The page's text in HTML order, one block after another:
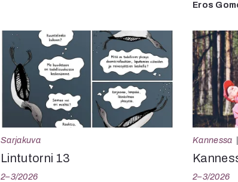
Eros
Sarjakuva
Lintutorni 13
2–3/2026
Kannessa
2–3/2026